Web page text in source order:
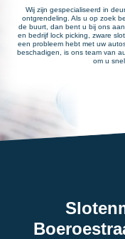
Wij zijn gespecialiseerd in
ontgrendeling. Als u op zoek
de buurt, dan bent u bij ons
en bedrijf lock picking, zware
een probleem hebt met uw
beschadigen, is ons team van
om u